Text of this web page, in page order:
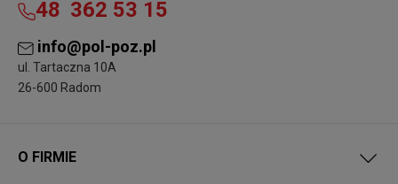
48 362 53 15
info@pol-poz.pl
ul. Tartaczna 10A
26-600 Radom
O FIRMIE